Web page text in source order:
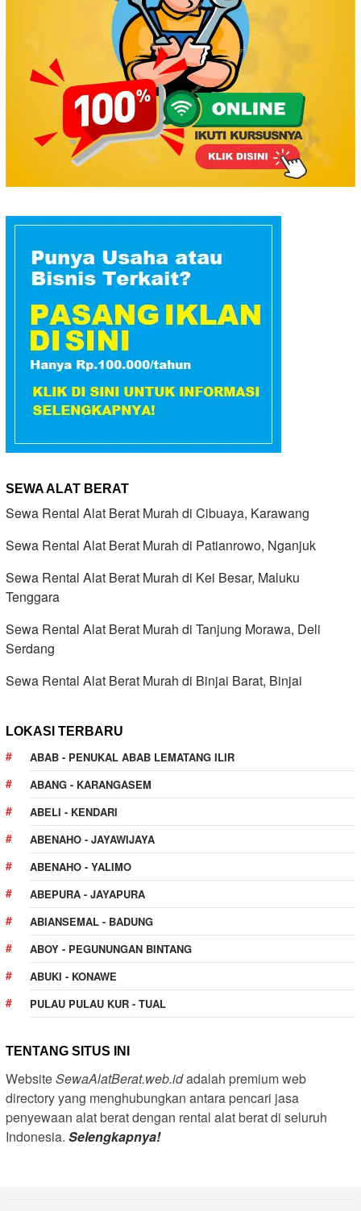
SEWA ALAT BERAT
Sewa Rental Alat Berat Murah di Cibuaya, Karawang
Sewa Rental Alat Berat Murah di Patianrowo, Nganjuk
Sewa Rental Alat Berat Murah di Kei Besar, Maluku
Tenggara
Sewa Rental Alat Berat Murah di Tanjung Morawa, Deli
Serdang
Sewa Rental Alat Berat Murah di Binjai Barat, Binjai
LOKASI TERBARU
ABAB - PENUKAL ABAB LEMATANG ILIR
ABANG - KARANGASEM
ABELI - KENDARI
ABENAHO - JAYAWIJAYA
ABENAHO - YALIMO
ABEPURA - JAYAPURA
ABIANSEMAL - BADUNG
ABOY - PEGUNUNGAN BINTANG
ABUKI - KONAWE
PULAU PULAU KUR - TUAL
TENTANG SITUS INI
WebsiteSewaAlatBerat.web.idadalah premium web
directory yang menghubungkan antara pencari jasa
penyewaan alat berat dengan rental alat berat di seluruh
Indonesia. Selengkapnya!